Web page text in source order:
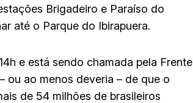
Brigadeiro e Paraíso do
até o Parque do Ibirapuera.
e está sendo chamada pela Frente
ou ao menos deveria – de que o
de 54 milhões de brasileiros